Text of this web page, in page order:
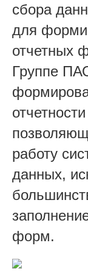
сбора
для
отчетных
Группе
работу
данных,
форм.